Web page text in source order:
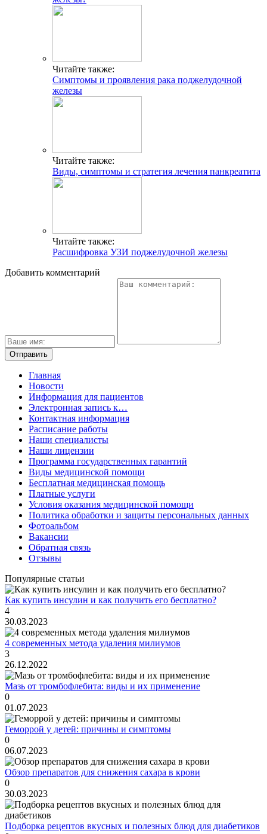
Читайте также:
Симптомы и проявления рака поджелудочной
железы
Читайте также:
Виды, симптомы и стратегия лечения панкреатита
Читайте также:
Расшифровка УЗИ поджелудочной железы
Добавить комментарий
Главная
Новости
Информация для пациентов
Электронная запись к…
Контактная информация
Расписание работы
Наши специалисты
Наши лицензии
Программа государственных гарантий
Виды медицинской помощи
Бесплатная медицинская помощь
Платные услуги
Условия оказания медицинской помощи
Политика обработки и защиты персональных данных
Фотоальбом
Вакансии
Обратная связь
Отзывы
Популярные статьи
Как купить инсулин и как получить его бесплатно?
4
30.03.2023
4 современных метода удаления милиумов
3
26.12.2022
Мазь от тромбофлебита: виды и их применение
0
01.07.2023
Геморрой у детей: причины и симптомы
0
06.07.2023
Обзор препаратов для снижения сахара в крови
0
30.03.2023
Подборка рецептов вкусных и полезных блюд для диабетиков